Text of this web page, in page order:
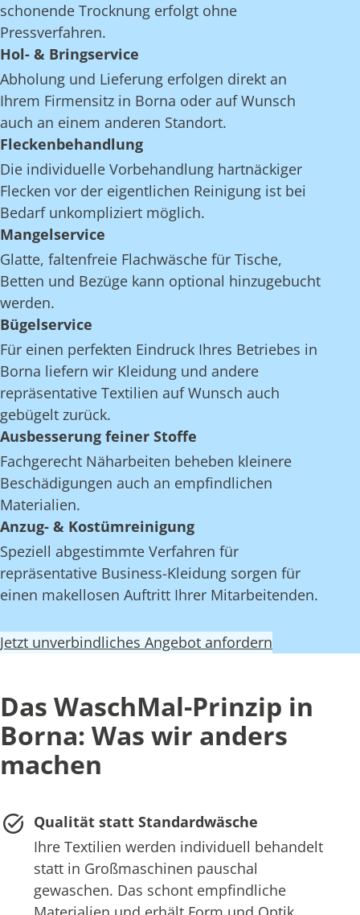
schonende Trocknung erfolgt ohne
Pressverfahren.
Hol- & Bringservice
Abholung und Lieferung erfolgen direkt an
Ihrem Firmensitz in Borna oder auf Wunsch
auch an einem anderen Standort.
Fleckenbehandlung
Die individuelle Vorbehandlung hartnäckiger
Flecken vor der eigentlichen Reinigung ist bei
Bedarf unkompliziert möglich.
Mangelservice
Glatte, faltenfreie Flachwäsche für Tische,
Betten und Bezüge kann optional hinzugebucht
werden.
Bügelservice
Für einen perfekten Eindruck Ihres Betriebes in
Borna liefern wir Kleidung und andere
repräsentative Textilien auf Wunsch auch
gebügelt zurück.
Ausbesserung feiner Stoffe
Fachgerecht Näharbeiten beheben kleinere
Beschädigungen auch an empfindlichen
Materialien.
Anzug- & Kostümreinigung
Speziell abgestimmte Verfahren für
repräsentative Business-Kleidung sorgen für
einen makellosen Auftritt Ihrer Mitarbeitenden.
Jetzt unverbindliches Angebot anfordern
Das WaschMal-Prinzip in
Borna: Was wir anders
machen
Qualität statt Standardwäsche
Ihre Textilien werden individuell behandelt
statt in Großmaschinen pauschal
gewaschen. Das schont empfindliche